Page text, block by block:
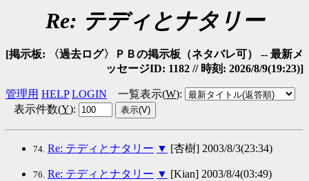
Re: テディとナタリー
[掲示板: 〈過去ログ〉ＰＢの掲示板（ネタバレ可） -- 最新メ
ッセージID: 1182 // 時刻: 2026/8/9(19:23)]
管理用 HELP LOGIN 一覧表示(W):
表示件数(Y):
74. Re: テディとナタリー ▼ [杏樹] 2003/8/3(23:34)
76. Re: テディとナタリー ▼ [Kian] 2003/8/4(03:49)